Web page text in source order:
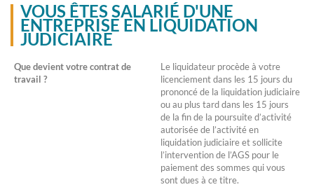
VOUS ÊTES SALARIÉ D'UNE
ENTREPRISE EN LIQUIDATION
JUDICIAIRE
Que devient votre contrat de
travail ?
Le liquidateur procède à votre
licenciement dans les 15 jours du
prononcé de la liquidation judiciaire
ou au plus tard dans les 15 jours
de la fin de la poursuite d’activité
autorisée de l’activité en
liquidation judiciaire et sollicite
l’intervention de l’AGS pour le
paiement des sommes qui vous
sont dues à ce titre.